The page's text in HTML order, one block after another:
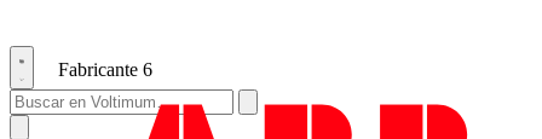
Fabricante 6